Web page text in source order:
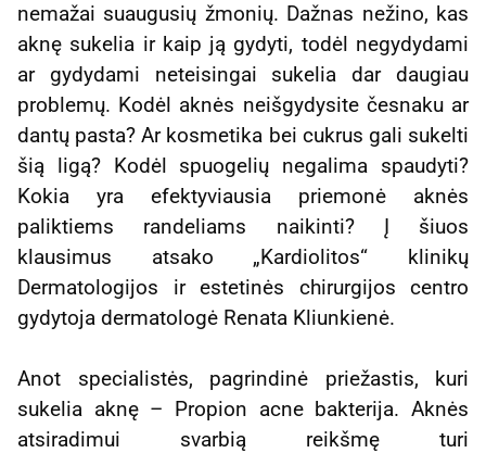
nemažai suaugusių žmonių. Dažnas nežino, kas
aknę sukelia ir kaip ją gydyti, todėl negydydami
ar gydydami neteisingai sukelia dar daugiau
problemų. Kodėl aknės neišgydysite česnaku ar
dantų pasta? Ar kosmetika bei cukrus gali sukelti
šią ligą? Kodėl spuogelių negalima spaudyti?
Kokia yra efektyviausia priemonė aknės
paliktiems randeliams naikinti? Į šiuos
klausimus atsako „Kardiolitos“ klinikų
Dermatologijos ir estetinės chirurgijos centro
gydytoja dermatologė Renata Kliunkienė.
Anot specialistės, pagrindinė priežastis, kuri
sukelia aknę – Propion acne bakterija. Aknės
atsiradimui svarbią reikšmę turi